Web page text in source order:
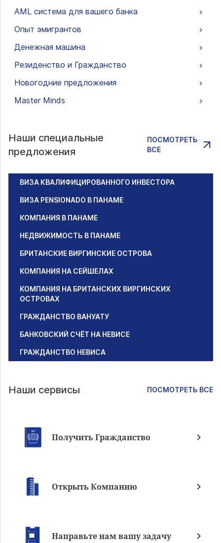
AML система для вашего банка
Опыт эмигрантов
Денежная машина
Резиденство и Гражданство
Новогодние предложения
Master Minds
Наши специальные
предложения
ПОСМОТРЕТЬ
ВСЕ
ВИЗА КВАЛИФИЦИРОВАННОГО ИНВЕСТОРА
ВИЗА PENSIONADO В ПАНАМЕ
КОМПАНИЯ В ПАНАМЕ
НЕДВИЖИМОСТЬ В ПАНАМЕ
БРИТАНСКИЕ ВИРГИНСКИЕ ОСТРОВА
КОМПАНИЯ НА СЕЙШЕЛАХ
КОМПАНИЯ НА БРИТАНСКИХ ВИРГИНСКИХ
ОСТРОВАХ
ГРАЖДАНСТВО ВАНУАТУ
БАНКОВСКИЙ СЧЁТ НА НЕВИСЕ
ГРАЖДАНСТВО НЕВИСА
Наши сервисы ПОСМОТРЕТЬ ВСЕ
Получить Гражданство
Открыть Компанию
Направьте нам вашу задачу